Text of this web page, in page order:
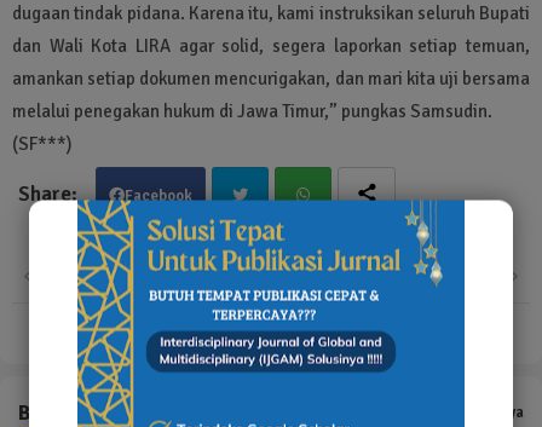
dugaan tindak pidana. Karena itu, kami instruksikan seluruh Bupati
dan Wali Kota LIRA agar solid, segera laporkan setiap temuan,
amankan setiap dokumen mencurigakan, dan mari kita uji bersama
melalui penegakan hukum di Jawa Timur,” pungkas Samsudin.
(SF***)
Facebook
Twit
ter
Wha
tsa
pp
LEBIH BARU
LEBIH LAMA
BERITA YANG TERKAIT Tampilkan selengkapnya